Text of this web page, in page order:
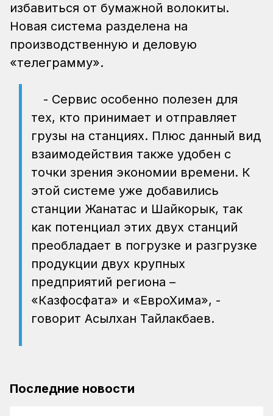
избавиться от бумажной волокиты.
Новая система разделена на
производственную и деловую
«телеграмму».
- Сервис особенно полезен для
тех, кто принимает и отправляет
грузы на станциях. Плюс данный вид
взаимодействия также удобен с
точки зрения экономии времени. К
этой системе уже добавились
станции Жанатас и Шайкорык, так
как потенциал этих двух станций
преобладает в погрузке и разгрузке
продукции двух крупных
предприятий региона –
«Казфосфата» и «ЕвроХима», -
говорит Асылхан Тайлакбаев.
Последние новости